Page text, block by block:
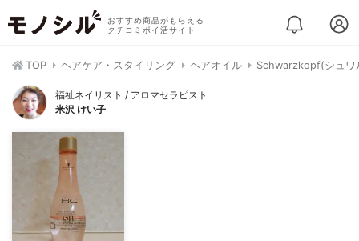
おすすめ商品がもらえる
クチコミポイ活サイト
TOP ヘアケア・スタイリング ヘアオイル Schwarzkopf(シュワ
福祉ネイリスト / アロマセラピスト
米沢 けい子